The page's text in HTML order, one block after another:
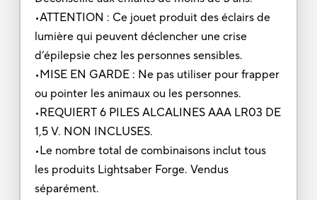
•ATTENTION : Ce jouet produit des éclairs de
lumière qui peuvent déclencher une crise
d’épilepsie chez les personnes sensibles.
•MISE EN GARDE : Ne pas utiliser pour frapper
ou pointer les animaux ou les personnes.
•REQUIERT 6 PILES ALCALINES AAA LR03 DE
1,5 V. NON INCLUSES.
•Le nombre total de combinaisons inclut tous
les produits Lightsaber Forge. Vendus
séparément.